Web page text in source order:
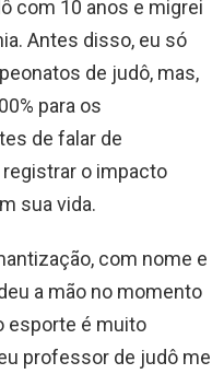
com 10 anos e migrei
Antes disso, eu só
de judô, mas,
para os
de falar de
o impacto
sua vida.
com nome e
a mão no momento
esporte é muito
professor de judô me